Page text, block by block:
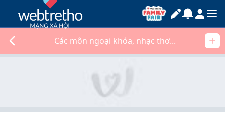
Các môn ngoại khóa, nhạc thơ...